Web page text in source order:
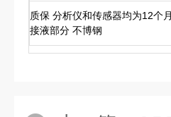
质保 分析仪和传感器均为12个月
接液部分 不博钢